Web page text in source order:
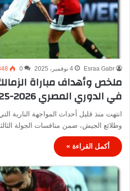
Esraa Gabr 4 نوفمبر، 2025 0
ملخص وأهداف مباراة
في الدوري المصري 2026-2025
انتهت منذ قليل أحداث المواجهة النارية
وطلائع الجيش، ضمن منافسات الجولة
أكمل القراءة »